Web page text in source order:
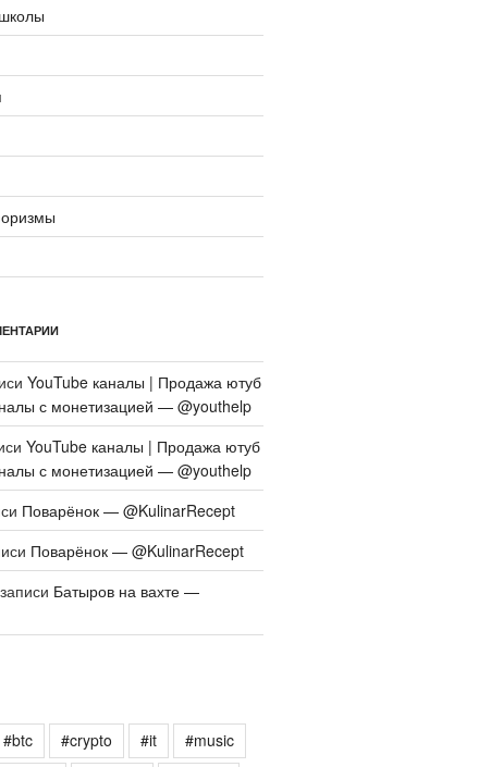
YouTube каналы | Продажа ютуб
с монетизацией — @youthelp
YouTube каналы | Продажа ютуб
с монетизацией — @youthelp
Поварёнок — @KulinarRecept
Поварёнок — @KulinarRecept
Батыров на вахте —
#btc #crypto #it
#music